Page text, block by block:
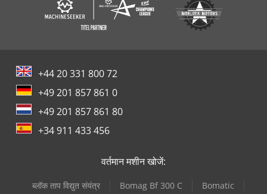
+44 20 331 800 72
+49 201 857 861 0
+49 201 857 861 80
+34 911 433 456
वर्तमान मशीन खोजें:
ब्लॉक ताप विद्युत संयंत्र Bomag Bf 300 C
Bomatic